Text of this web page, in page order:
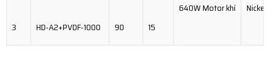
3 HD-A2+PVDF-1000 90 15
640W Motor khí
Nickel